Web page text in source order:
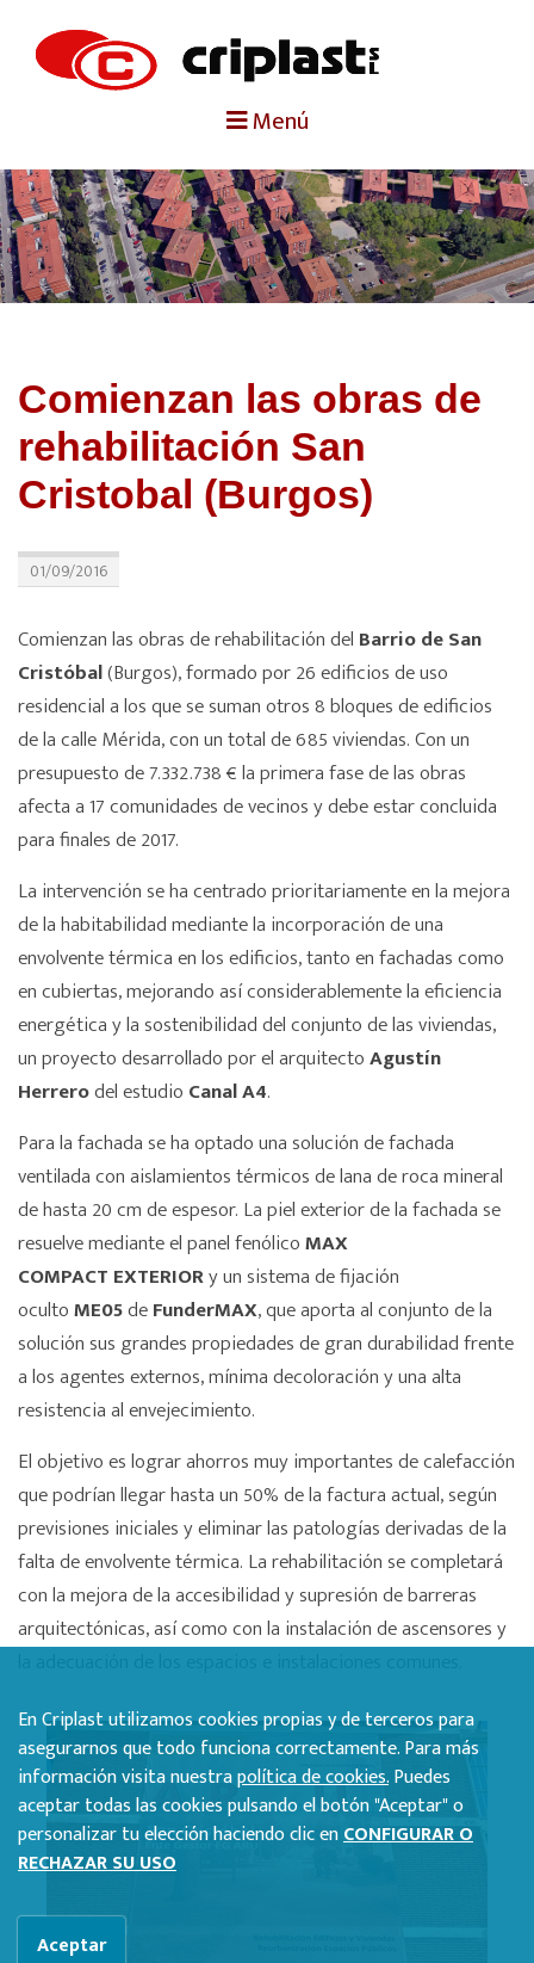
Menú
portada
criplast
productos
trabajos destacados
contacto
Comienzan las obras de
rehabilitación San
Cristobal (Burgos)
01/09/2016
Comienzan las obras de rehabilitación del Barrio de San
Cristóbal(Burgos), formado por 26 edificios de uso
residencial a los que se suman otros 8 bloques de edificios
de la calle Mérida, con un total de 685 viviendas. Con un
presupuesto de 7.332.738 € la primera fase de las obras
afecta a 17 comunidades de vecinos y debe estar concluida
para finales de 2017.
La intervención se ha centrado prioritariamente en la mejora
de la habitabilidad mediante la incorporación de una
envolvente térmica en los edificios, tanto en fachadas como
en cubiertas, mejorando así considerablemente la eficiencia
energética y la sostenibilidad del conjunto de las viviendas,
un proyecto desarrollado por el arquitectoAgustín
Herrerodel estudio Canal A4.
Para la fachada se ha optado una solución de fachada
ventilada con aislamientos térmicos de lana de roca mineral
de hasta 20 cm de espesor. La piel exterior de la fachada se
resuelve mediante el panel fenólicoMAX
COMPACT EXTERIORy un sistema de fijación
ocultoME05deFunderMAX, que aporta al conjunto de la
solución sus grandes propiedades de gran durabilidad frente
a los agentes externos, mínima decoloración y una alta
resistencia al envejecimiento.
El objetivo es lograr ahorros muy importantes de calefacción
que podrían llegar hasta un 50% de la factura actual, según
previsiones iniciales y eliminar las patologías derivadas de la
falta de envolvente térmica. La rehabilitación se completará
con la mejora de la accesibilidad y supresión de barreras
arquitectónicas, así como con la instalación de ascensores y
En Criplast utilizamos cookies propias y de terceros para
asegurarnos que todo funciona correctamente. Para más
información visita nuestrapolítica de cookies.Puedes
aceptar todas las cookies pulsando el botón "Aceptar" o
personalizar tu elección haciendo clic enCONFIGURAR O
RECHAZAR SU USO
Aceptar